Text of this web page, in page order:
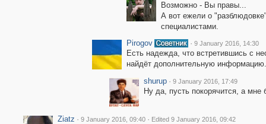
Возможно - Вы правы...
А вот ежели о
специалистами.
Pirogov
· 9 January 2016, 14:30
Есть надежда, что встретившись с
найдёт дополнительную информацию.
shurup · 9 January 2016, 17:49
Ну да, пусть покорячится, а мне
Ziatz · 9 January 2016, 09:40 · Edited 9 January 2016, 09:42